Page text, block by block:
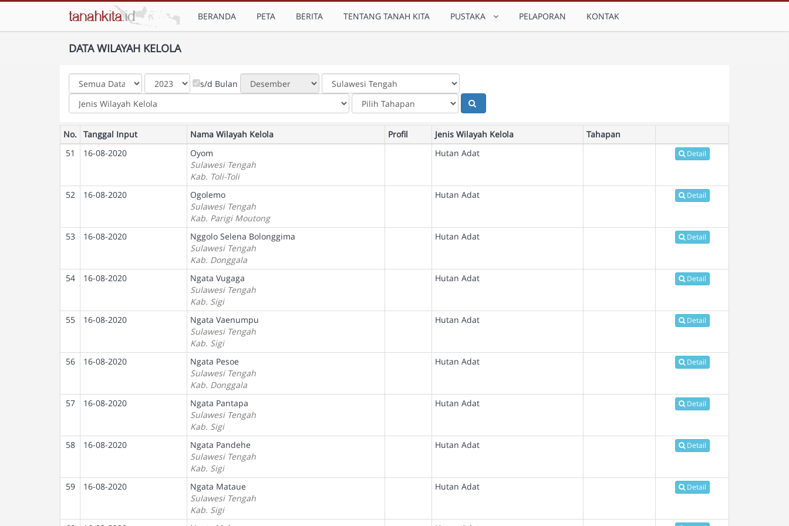
BERANDA PETA BERITA TENTANG TANAH KITA PUSTAKA PELAPORAN KONTAK
DATA WILAYAH KELOLA
s/d Bulan
No. Tanggal Input Nama Wilayah Kelola Profil Jenis Wilayah Kelola
Tahapan
51
16-08-2020
Oyom
Sulawesi Tengah
Kab. Toli-Toli
Hutan Adat Detail
52 16-08-2020
Ogolemo
Sulawesi Tengah
Kab. Parigi Moutong
Hutan Adat Detail
53 16-08-2020
Nggolo Selena Bolonggima
Sulawesi Tengah
Kab. Donggala
Hutan Adat Detail
54 16-08-2020
Ngata Vugaga
Sulawesi Tengah
Kab. Sigi
Hutan Adat Detail
55 16-08-2020
Ngata Vaenumpu
Sulawesi Tengah
Kab. Sigi
Hutan Adat Detail
56 16-08-2020
Ngata Pesoe
Sulawesi Tengah
Kab. Donggala
Hutan Adat Detail
57 16-08-2020
Ngata Pantapa
Sulawesi Tengah
Kab. Sigi
Hutan Adat Detail
58 16-08-2020
Ngata Pandehe
Sulawesi Tengah
Kab. Sigi
Hutan Adat Detail
59 16-08-2020
Ngata Mataue
Sulawesi Tengah
Kab. Sigi
Hutan Adat Detail